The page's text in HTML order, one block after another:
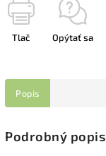
Tlač Opýtať sa
Popis
Podrobný popis